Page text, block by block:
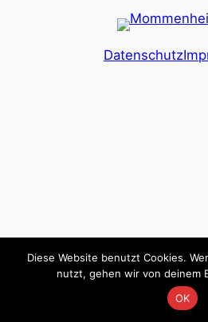
Datenschutz
Diese Website benutzt Cookies.
nutzt, gehen wir von deinem
OK